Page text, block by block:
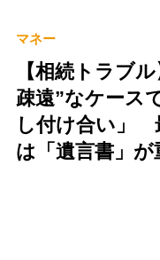
マネー
【相続トラブ
疎遠”なケース
し付け合い」
は「遺言書」が